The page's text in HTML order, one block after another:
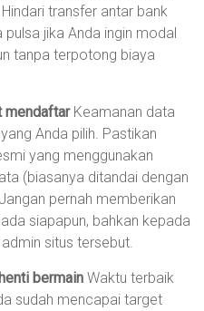
transfer antar bank
jika Anda ingin modal
tanpa terpotong biaya
mendaftarKeamanan data
Anda pilih. Pastikan
yang menggunakan
(biasanya ditandai dengan
pernah memberikan
siapapun, bahkan kepada
situs tersebut.
bermain Waktu terbaik
sudah mencapai target